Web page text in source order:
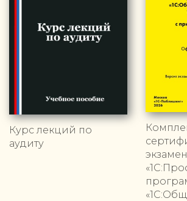
Курс лекций по
аудиту